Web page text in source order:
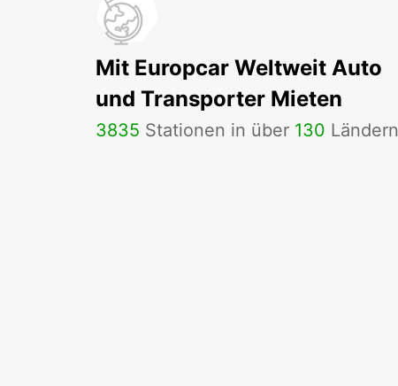
Mit Europcar Weltweit Auto
und Transporter Mieten
3835 Stationen in über 130 Ländern